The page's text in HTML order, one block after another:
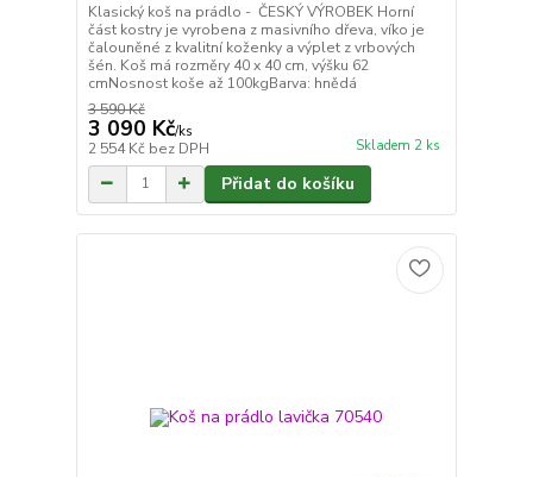
Klasický koš na prádlo - ČESKÝ VÝROBEK Horní
část kostry je vyrobena z masivního dřeva, víko je
čalouněné z kvalitní koženky a výplet z vrbových
šén. Koš má rozměry 40 x 40 cm, výšku 62
cmNosnost koše až 100kgBarva: hnědá
3 590 Kč
3 090 Kč/ks
2 554 Kč bez DPH Skladem 2 ks
Přidat do košíku